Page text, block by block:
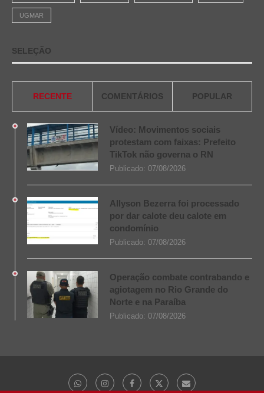
UGMAR
SELEÇÃO
RECENTE COMENTÁRIOS POPULAR
Vídeo: Movimentos sociais
protestam com faixas: Prefeito
TikTok não governa o RN
Publicado: 07/08/2026
Allyson Bezerra foi processado
por dar calote deu calote em
condomínio
Publicado: 07/08/2026
Operação combate contrabando e
agiotagem no Rio Grande do
Norte e na Paraíba
Publicado: 07/08/2026